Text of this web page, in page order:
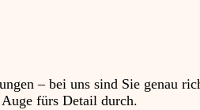
– bei uns sind Sie genau
fürs Detail durch.